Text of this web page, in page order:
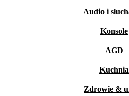
Audio i
Konsole
AGD
Kuchnia
Zdrowie &